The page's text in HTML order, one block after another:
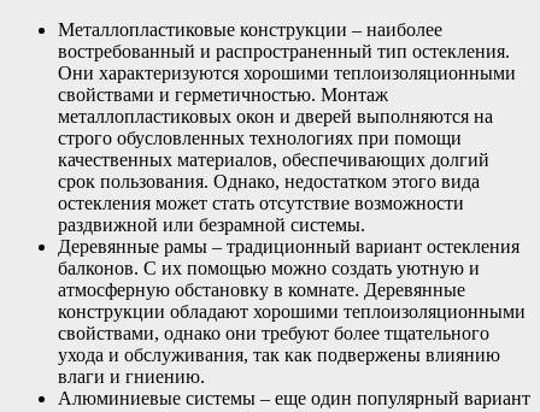
Металлопластиковые конструкции – наиболее
востребованный и распространенный тип остекления.
Они характеризуются хорошими теплоизоляционными
свойствами и герметичностью. Монтаж
металлопластиковых окон и дверей выполняются на
строго обусловленных технологиях при помощи
качественных материалов, обеспечивающих долгий
срок пользования. Однако, недостатком этого вида
остекления может стать отсутствие возможности
раздвижной или безрамной системы.
Деревянные рамы – традиционный вариант остекления
балконов. С их помощью можно создать уютную и
атмосферную обстановку в комнате. Деревянные
конструкции обладают хорошими теплоизоляционными
свойствами, однако они требуют более тщательного
ухода и обслуживания, так как подвержены влиянию
влаги и гниению.
Алюминиевые системы – еще один популярный вариант